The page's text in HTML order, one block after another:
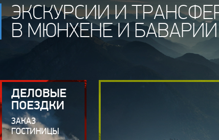
ЭКСКУРСИИ И
В МЮНХЕНЕ И БАВАРИИ
ДЕЛОВЫЕ
ПОЕЗДКИ
ЗАКАЗ
ГОСТИНИЦЫ